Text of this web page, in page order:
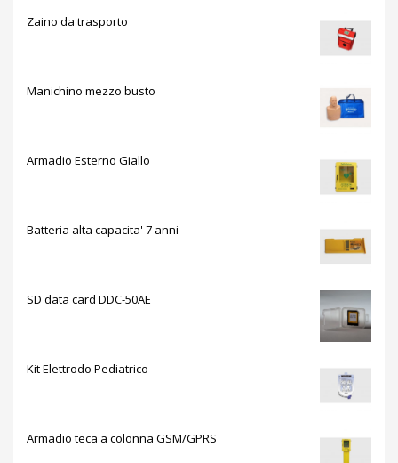
Zaino da trasporto
Manichino mezzo busto
Armadio Esterno Giallo
Batteria alta capacita' 7 anni
SD data card DDC-50AE
Kit Elettrodo Pediatrico
Armadio teca a colonna GSM/GPRS